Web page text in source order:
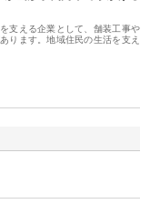
支える企業として、舗装工事や
ります。地域住民の生活を支え